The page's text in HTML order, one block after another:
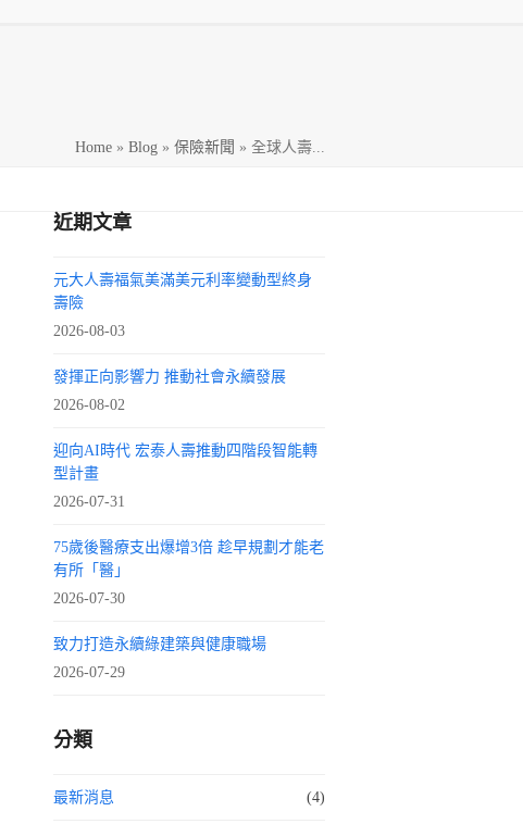
Home » Blog » 保險新聞 » 全球人壽...
近期文章
元大人壽福氣美滿美元利率變動型終身
壽險
2026-08-03
發揮正向影響力 推動社會永續發展
2026-08-02
迎向AI時代 宏泰人壽推動四階段智能轉
型計畫
2026-07-31
75歲後醫療支出爆增3倍 趁早規劃才能老
有所「醫」
2026-07-30
致力打造永續綠建築與健康職場
2026-07-29
分類
最新消息 (4)